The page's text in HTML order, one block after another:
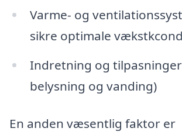
Varme- og
sikre optimale
Indretning og
belysning og vanding)
En anden væsentlig faktor er